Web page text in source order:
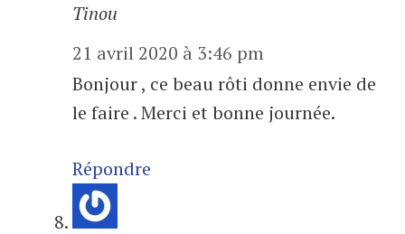
Tinou
21 avril 2020 à 3:46 pm
Bonjour , ce beau rôti donne envie de
le faire . Merci et bonne journée.
Répondre